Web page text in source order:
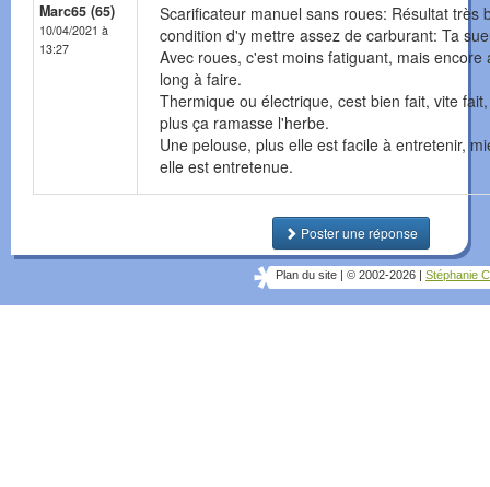
Marc65 (65)
10/04/2021 à
13:27
Scarificateur manuel sans roues: Résultat très
condition d'y mettre assez de carburant: Ta
Avec roues, c'est moins fatiguant, mais encore
long à faire.
Thermique ou électrique, cest bien fait, vite
plus ça ramasse l'herbe.
Une pelouse, plus elle est facile à entretenir,
elle est entretenue.
Poster une réponse
Plan du site © 2002-2026 Stéphanie C